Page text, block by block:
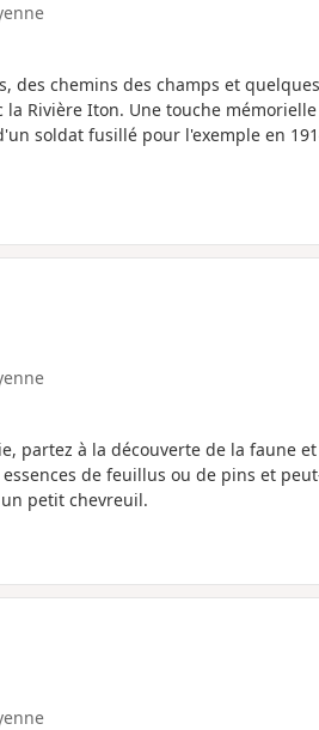
des chemins des champs et quelques
Rivière Iton. Une touche
soldat fusillé pour l'exemple en
partez à la découverte de la faune
de feuillus ou de pins et
petit chevreuil.